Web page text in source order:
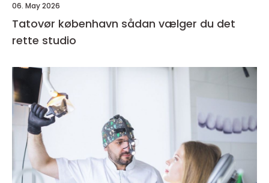
06. May 2026
Tatovør københavn sådan vælger du det
rette studio